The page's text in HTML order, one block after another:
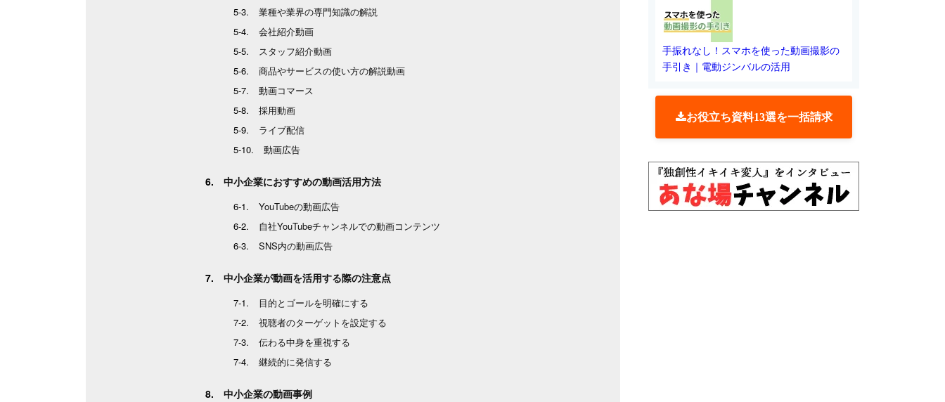
業種や業界の専門知識の解説
会社紹介動画
スタッフ紹介動画
商品やサービスの使い方の解説動画
動画コマース
採用動画
ライブ配信
動画広告
中小企業におすすめの動画活用方法
YouTubeの動画広告
自社YouTubeチャンネルでの動画コンテンツ
SNS内の動画広告
中小企業が動画を活用する際の注意点
目的とゴールを明確にする
視聴者のターゲットを設定する
伝わる中身を重視する
継続的に発信する
中小企業の動画事例
手振れなし！スマホを使った動画撮影の
手引き｜電動ジンバルの活用
お役立ち資料13選を一括請求